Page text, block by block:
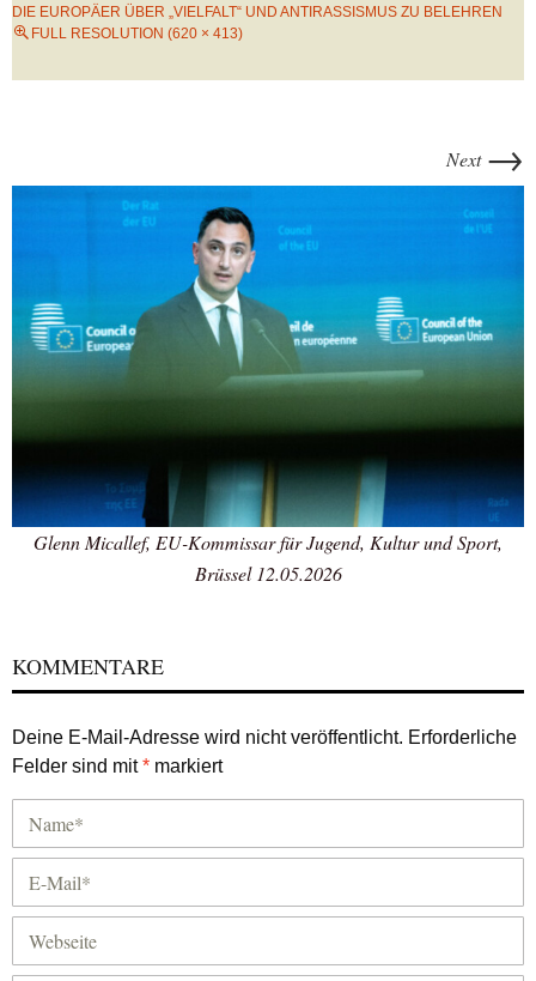
DIE EUROPÄER ÜBER „VIELFALT“ UND ANTIRASSISMUS ZU BELEHREN
FULL RESOLUTION (620 × 413)
Next →
Glenn Micallef, EU-Kommissar für Jugend, Kultur und Sport,
Brüssel 12.05.2026
KOMMENTARE
Deine E-Mail-Adresse wird nicht veröffentlicht. Erforderliche
Felder sind mit* markiert